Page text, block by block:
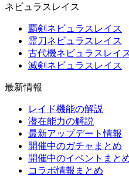
ネビュラスレイス
覇剣ネビュラスレイス
霊刀ネビュラスレイス
古代機ネビュラスレイ
滅剣ネビュラスレイス
最新情報
レイド機能の解説
潜在能力の解説
最新アップデート情報
開催中のガチャまとめ
開催中のイベントまと
コラボ情報まとめ